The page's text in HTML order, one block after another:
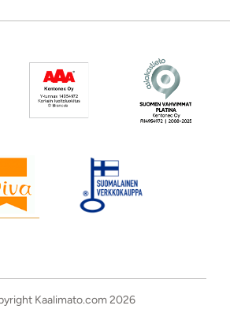
Kaalimato.com 2026